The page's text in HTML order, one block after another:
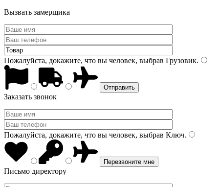
Вызвать замерщика
Пожалуйста, докажите, что вы человек, выбрав Грузовик.
Заказать звонок
Пожалуйста, докажите, что вы человек, выбрав Ключ.
Письмо директору